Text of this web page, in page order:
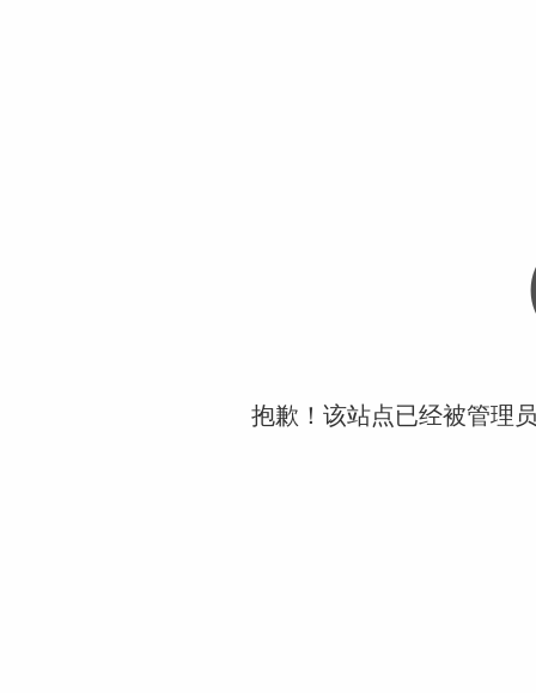
抱歉！该站点已经被管理